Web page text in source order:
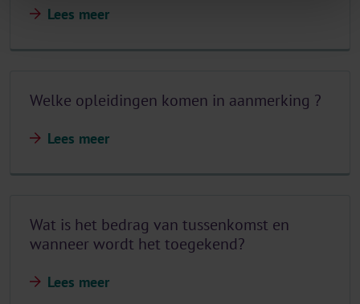
Lees meer
Welke opleidingen komen in aanmerking ?
Lees meer
Wat is het bedrag van tussenkomst en
wanneer wordt het toegekend?
Lees meer